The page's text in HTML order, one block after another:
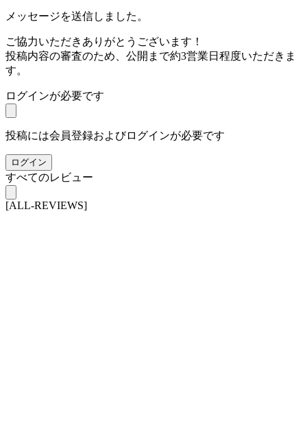
メッセージを送信しました。
ご協力いただきありがとうございます！
投稿内容の審査のため、公開まで約3営業日程度いただきま
す。
ログインが必要です
投稿には会員登録およびログインが必要です
ログイン
すべてのレビュー
[ALL-REVIEWS]